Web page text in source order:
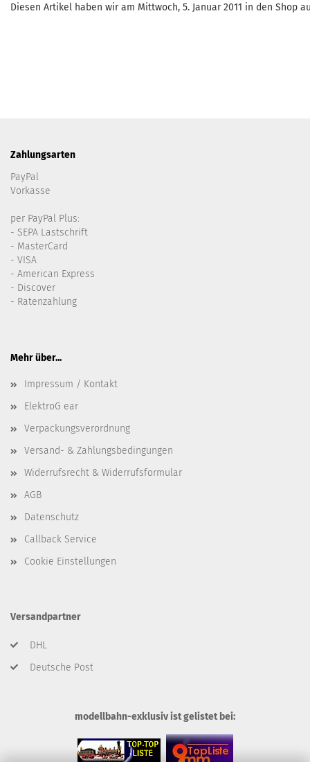
Diesen Artikel haben wir am Mittwoch, 5. Januar 2011 in den Shop
Zahlungsarten
PayPal
Vorkasse
per PayPal Plus:
- SEPA Lastschrift
- MasterCard
- VISA
- American Express
- Discover
- Ratenzahlung
Mehr über...
Impressum / Kontakt
ElektroG ear
Verpackungsverordnung
Versand- & Zahlungsbedingungen
Widerrufsrecht & Widerrufsformular
AGB
Datenschutz
Callback Service
Cookie Einstellungen
Versandpartner
DHL
Deutsche Post
modellbahn-exklusiv ist gelistet bei: